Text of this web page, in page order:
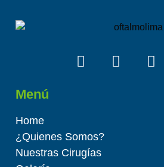
Menú
Home
¿Quienes Somos?
Nuestras Cirugías